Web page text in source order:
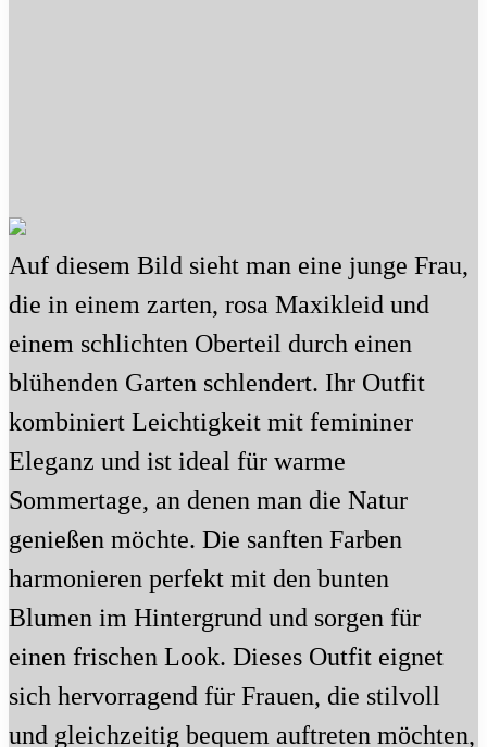
Auf diesem Bild sieht man eine junge Frau,
die in einem zarten, rosa Maxikleid und
einem schlichten Oberteil durch einen
blühenden Garten schlendert. Ihr Outfit
kombiniert Leichtigkeit mit femininer
Eleganz und ist ideal für warme
Sommertage, an denen man die Natur
genießen möchte. Die sanften Farben
harmonieren perfekt mit den bunten
Blumen im Hintergrund und sorgen für
einen frischen Look. Dieses Outfit eignet
sich hervorragend für Frauen, die stilvoll
und gleichzeitig bequem auftreten möchten,